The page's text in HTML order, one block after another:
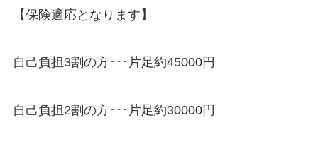
【保険適応となります】
自己負担3割の方･･･片足約45000円
自己負担2割の方･･･片足約30000円